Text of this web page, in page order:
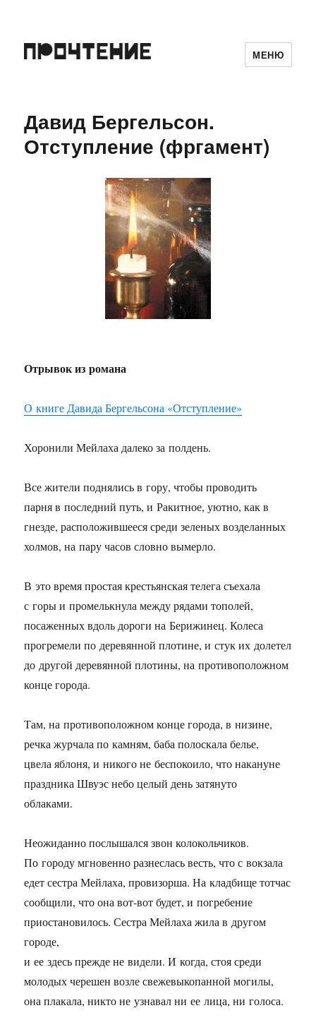
МЕНЮ
Давид Бергельсон.
Отступление (фргамент)
Отрывок из романа
О книге Давида Бергельсона «Отступление»
Хоронили Мейлаха далеко за полдень.
Все жители поднялись в гору, чтобы проводить
парня в последний путь, и Ракитное, уютно, как в
гнезде, расположившееся среди зеленых возделанных
холмов, на пару часов словно вымерло.
В это время простая крестьянская телега съехала
с горы и промелькнула между рядами тополей,
посаженных вдоль дороги на Берижинец. Колеса
прогремели по деревянной плотине, и стук их долетел
до другой деревянной плотины, на противоположном
конце города.
Там, на противоположном конце города, в низине,
речка журчала по камням, баба полоскала белье,
цвела яблоня, и никого не беспокоило, что накануне
праздника Швуэс небо целый день затянуто
облаками.
Неожиданно послышался звон колокольчиков.
По городу мгновенно разнеслась весть, что с вокзала
едет сестра Мейлаха, провизорша. На кладбище тотчас
сообщили, что она вот-вот будет, и погребение
приостановилось. Сестра Мейлаха жила в другом
городе,
и ее здесь прежде не видели. И когда, стоя среди
молодых черешен возле свежевыкопанной могилы,
она плакала, никто не узнавал ни ее лица, ни голоса.